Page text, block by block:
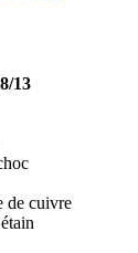
13
de cuivre